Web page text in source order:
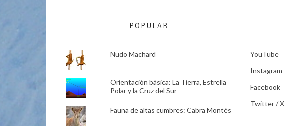
POPULAR
Nudo Machard
Orientación básica: La Tierra, Estrella
Polar y la Cruz del Sur
Fauna de altas cumbres: Cabra Montés
YouTube
Instagram
Facebook
Twitter / X